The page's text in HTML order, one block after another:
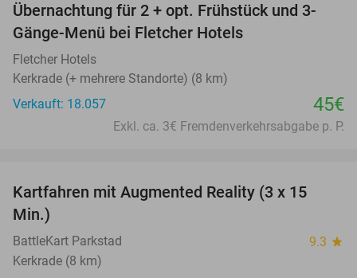
Übernachtung für 2 + opt. Frühstück und 3-
Gänge-Menü bei Fletcher Hotels
Fletcher Hotels
Kerkrade (+ mehrere Standorte) (8 km)
Verkauft: 18.057
45€
Exkl. ca. 3€ Fremdenverkehrsabgabe p. P.
Kartfahren mit Augmented Reality (3 x 15
Min.)
BattleKart Parkstad 9.3 star
Kerkrade (8 km)